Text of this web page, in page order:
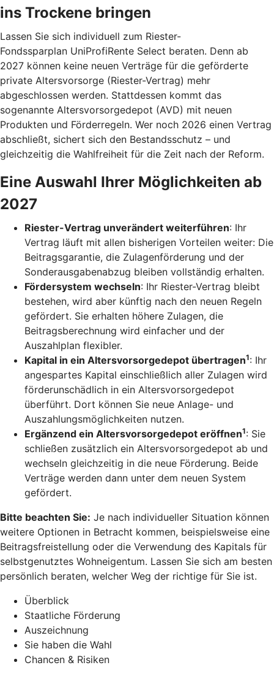
ins Trockene bringen
Lassen Sie sich individuell zum Riester-
Fondssparplan UniProfiRente Select beraten. Denn ab
2027 können keine neuen Verträge für die geförderte
private Altersvorsorge (Riester-Vertrag) mehr
abgeschlossen werden. Stattdessen kommt das
sogenannte Altersvorsorgedepot (AVD) mit neuen
Produkten und Förderregeln. Wer noch 2026 einen Vertrag
abschließt, sichert sich den Bestandsschutz – und
gleichzeitig die Wahlfreiheit für die Zeit nach der Reform.
Eine Auswahl Ihrer Möglichkeiten ab
2027
Riester-Vertrag unverändert weiterführen: Ihr
Vertrag läuft mit allen bisherigen Vorteilen weiter: Die
Beitragsgarantie, die Zulagenförderung und der
Sonderausgabenabzug bleiben vollständig erhalten.
Fördersystem wechseln: Ihr Riester-Vertrag bleibt
bestehen, wird aber künftig nach den neuen Regeln
gefördert. Sie erhalten höhere Zulagen, die
Beitragsberechnung wird einfacher und der
Auszahlplan flexibler.
Kapital in ein Altersvorsorgedepot übertragen1: Ihr
angespartes Kapital einschließlich aller Zulagen wird
förderunschädlich in ein Altersvorsorgedepot
überführt. Dort können Sie neue Anlage- und
Auszahlungsmöglichkeiten nutzen.
Ergänzend ein Altersvorsorgedepot eröffnen1: Sie
schließen zusätzlich ein Altersvorsorgedepot ab und
wechseln gleichzeitig in die neue Förderung. Beide
Verträge werden dann unter dem neuen System
gefördert.
Bitte beachten Sie: Je nach individueller Situation können
weitere Optionen in Betracht kommen, beispielsweise eine
Beitragsfreistellung oder die Verwendung des Kapitals für
selbstgenutztes Wohneigentum. Lassen Sie sich am besten
persönlich beraten, welcher Weg der richtige für Sie ist.
Überblick
Staatliche Förderung
Auszeichnung
Sie haben die Wahl
Chancen & Risiken